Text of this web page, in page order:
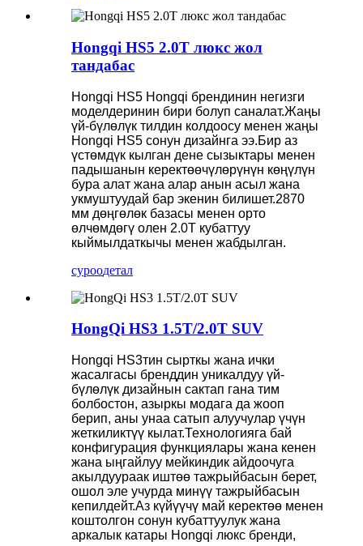
Hongqi HS5 2.0T люкс жол
тандабас
Hongqi HS5 Hongqi брендинин негизги
моделдеринин бири болуп саналат.Жаңы
үй-бүлөлүк тилдин колдоосу менен жаңы
Hongqi HS5 сонун дизайнга ээ.Бир аз
үстөмдүк кылган дене сызыктары менен
падышанын керектөөчүлөрүнүн көңүлүн
бура алат жана алар анын асыл жана
укмуштуудай бар экенин билишет.2870
мм дөңгөлөк базасы менен орто
өлчөмдөгү олен 2.0T кубаттуу
кыймылдаткычы менен жабдылган.
суроодетал
HongQi HS3 1.5T/2.0T SUV
Hongqi HS3тин сырткы жана ички
жасалгасы бренддин уникалдуу үй-
бүлөлүк дизайнын сактап гана тим
болбостон, азыркы модага да жооп
берип, аны унаа сатып алуучулар үчүн
жеткиликтүү кылат.Технологияга бай
конфигурация функциялары жана кенен
жана ыңгайлуу мейкиндик айдоочуга
акылдуураак иштөө тажрыйбасын берет,
ошол эле учурда минүү тажрыйбасын
кепилдейт.Аз күйүүчү май керектөө менен
коштолгон сонун кубаттуулук жана
аркалык катары Hongqi люкс бренди,